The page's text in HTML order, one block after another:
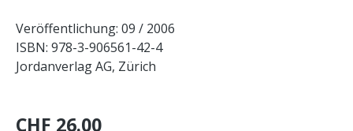
Veröffentlichung: 09 / 2006
ISBN: 978-3-906561-42-4
Jordanverlag AG, Zürich
CHF 26.00